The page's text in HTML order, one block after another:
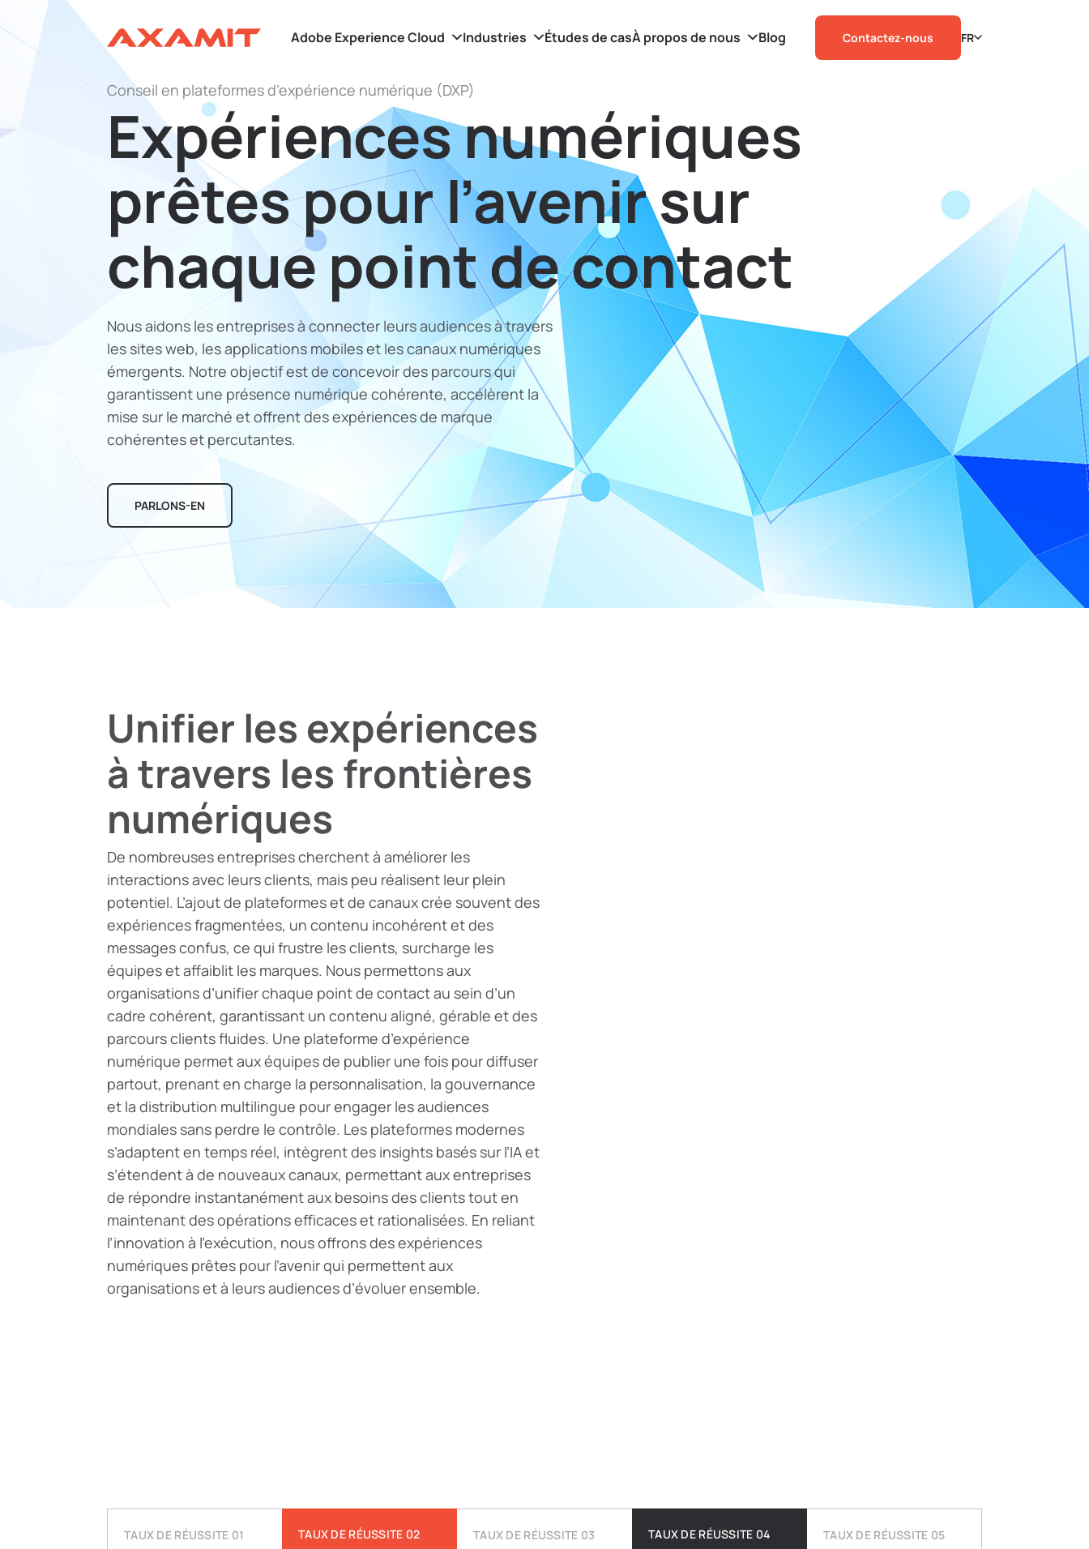
Adobe Experience Cloud Industries Études de casÀ propos de nous Blog Contactez-nous FR
Conseil en plateformes d’expérience numérique (DXP)
Expériences numériques
prêtes pour l’avenir sur
chaque point de contact
Nous aidons les entreprises à connecter leurs audiences à travers
les sites web, les applications mobiles et les canaux numériques
émergents. Notre objectif est de concevoir des parcours qui
garantissent une présence numérique cohérente, accélèrent la
mise sur le marché et offrent des expériences de marque
cohérentes et percutantes.
PARLONS-EN
Unifier les expériences
à travers les frontières
numériques
De nombreuses entreprises cherchent à améliorer les
interactions avec leurs clients, mais peu réalisent leur plein
potentiel. L’ajout de plateformes et de canaux crée souvent des
expériences fragmentées, un contenu incohérent et des
messages confus, ce qui frustre les clients, surcharge les
équipes et affaiblit les marques. Nous permettons aux
organisations d’unifier chaque point de contact au sein d’un
cadre cohérent, garantissant un contenu aligné, gérable et des
parcours clients fluides. Une plateforme d’expérience
numérique permet aux équipes de publier une fois pour diffuser
partout, prenant en charge la personnalisation, la gouvernance
et la distribution multilingue pour engager les audiences
mondiales sans perdre le contrôle. Les plateformes modernes
s’adaptent en temps réel, intègrent des insights basés sur l’IA et
s’étendent à de nouveaux canaux, permettant aux entreprises
de répondre instantanément aux besoins des clients tout en
maintenant des opérations efficaces et rationalisées. En reliant
l’innovation à l’exécution, nous offrons des expériences
numériques prêtes pour l’avenir qui permettent aux
organisations et à leurs audiences d’évoluer ensemble.
TAUX DE RÉUSSITE 01 TAUX DE RÉUSSITE 02 TAUX DE RÉUSSITE 03 TAUX DE RÉUSSITE 04 TAUX DE RÉUSSITE 05